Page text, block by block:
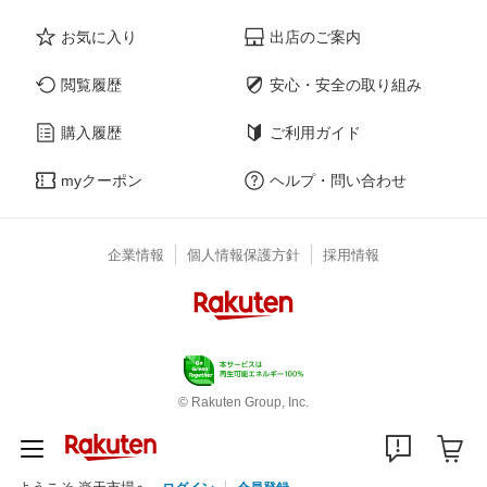
お気に入り
閲覧履歴
購入履歴
myクーポン
出店のご案内
安心・安全の取り組み
ご利用ガイド
ヘルプ・問い合わせ
企業情報 個人情報保護方針 採用情報
© Rakuten Group, Inc.